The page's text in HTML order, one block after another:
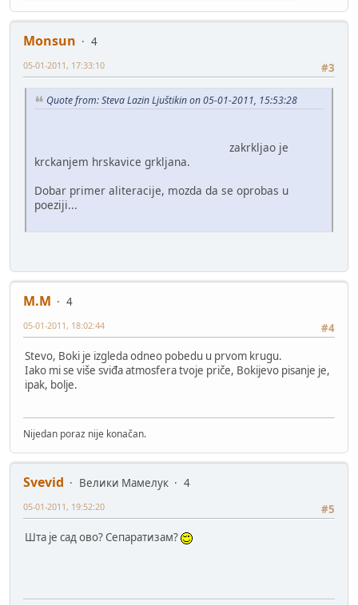
Monsun
4
#3
05-01-2011, 17:33:10
Quote from: Steva Lazin Ljuštikin on 05-01-2011, 15:53:28
zakrkljao je
krckanjem hrskavice grkljana.
Dobar primer aliteracije, mozda da se oprobas u
poeziji...
M.M
4
#4
05-01-2011, 18:02:44
Stevo, Boki je izgleda odneo pobedu u prvom krugu.
Iako mi se više sviđa atmosfera tvoje priče, Bokijevo pisanje je,
ipak, bolje.
Nijedan poraz nije konačan.
Svevid Велики Мамелук
4
#5
05-01-2011, 19:52:20
Шта је сад ово? Сепаратизам?